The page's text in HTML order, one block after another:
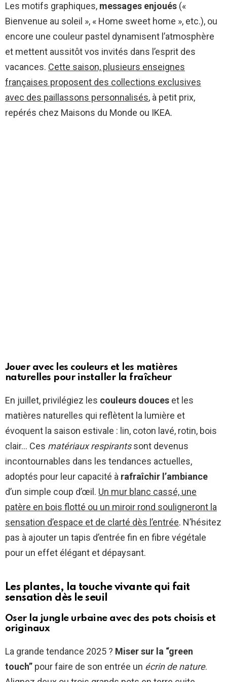
Les motifs graphiques, messages enjoués («
Bienvenue au soleil », « Home sweet home », etc.), ou
encore une couleur pastel dynamisent l’atmosphère
et mettent aussitôt vos invités dans l’esprit des
vacances. Cette saison, plusieurs enseignes
françaises proposent des collections exclusives
avec des paillassons personnalisés, à petit prix,
repérés chez Maisons du Monde ou IKEA.
Jouer avec les couleurs et les matières
naturelles pour installer la fraîcheur
En juillet, privilégiez les couleurs douces et les
matières naturelles qui reflètent la lumière et
évoquent la saison estivale : lin, coton lavé, rotin, bois
clair… Ces matériaux respirantssont devenus
incontournables dans les tendances actuelles,
adoptés pour leur capacité à rafraîchir l’ambiance
d’un simple coup d’œil. Un mur blanc cassé, une
patère en bois flotté ou un miroir rond souligneront la
sensation d’espace et de clarté dès l’entrée. N’hésitez
pas à ajouter un tapis d’entrée fin en fibre végétale
pour un effet élégant et dépaysant.
Les plantes, la touche vivante qui fait
sensation dès le seuil
Oser la jungle urbaine avec des pots choisis et
originaux
La grande tendance 2025 ? Miser sur la “green
touch” pour faire de son entrée un écrin de nature.